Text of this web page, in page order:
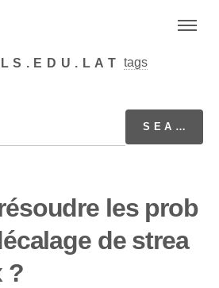
tags
les prob
de strea
?